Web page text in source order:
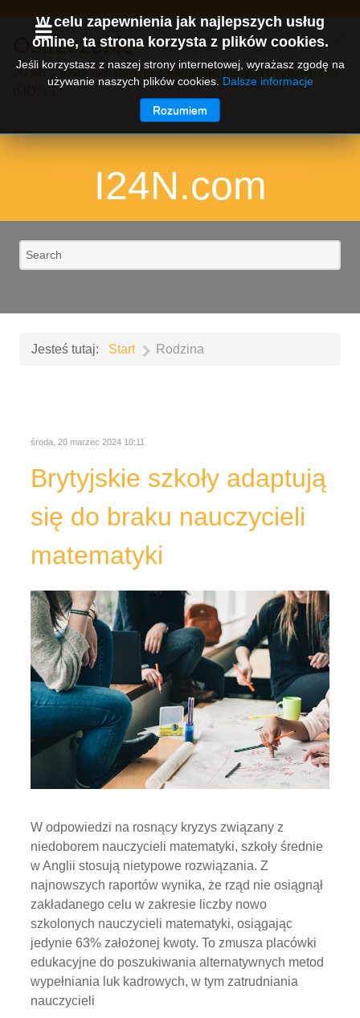
Ostrzeżenie
JUser::_load: Nie można załadować danych użytkownika
o ID: 21.
I24N.com
Jesteś tutaj: Start Rodzina
środa, 20 marzec 2024 10:11
Brytyjskie szkoły adaptują
się do braku nauczycieli
matematyki
W odpowiedzi na rosnący kryzys związany z
niedoborem nauczycieli matematyki, szkoły średnie
w Anglii stosują nietypowe rozwiązania. Z
najnowszych raportów wynika, że rząd nie osiągnął
zakładanego celu w zakresie liczby nowo
szkolonych nauczycieli matematyki, osiągając
jedynie 63% założonej kwoty. To zmusza placówki
edukacyjne do poszukiwania alternatywnych metod
wypełniania luk kadrowych, w tym zatrudniania
nauczycieli
W celu zapewnienia jak najlepszych usług
online, ta strona korzysta z plików cookies.
Jeśli korzystasz z naszej strony internetowej, wyrażasz zgodę na
używanie naszych plików cookies. Dalsze informacje
Rozumiem